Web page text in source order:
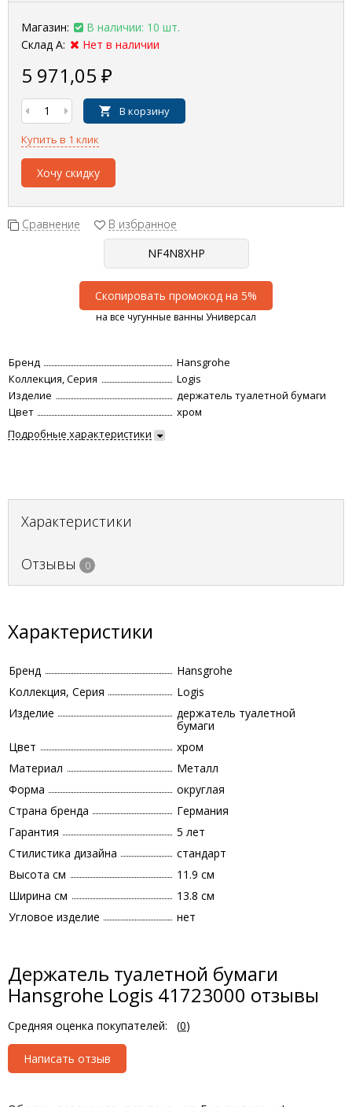
Магазин:
В наличии: 10 шт.
Склад А:
Нет в наличии
5 971,05 ₽
В корзину
Купить в 1 клик
Хочу скидку
Сравнение В избранное
Скопировать промокод на 5%
на все чугунные ванны Универсал
Бренд
Hansgrohe
Коллекция, Серия
Logis
Изделие
держатель туалетной бумаги
Цвет
хром
Подробные характеристики
Характеристики
Отзывы 0
Характеристики
Бренд
Hansgrohe
Коллекция, Серия
Logis
Изделие
держатель туалетной
бумаги
Цвет
хром
Материал
Металл
Форма
округлая
Страна бренда
Германия
Гарантия
5 лет
Стилистика дизайна
стандарт
Высота см
11.9 см
Ширина см
13.8 см
Угловое изделие
нет
Держатель туалетной бумаги
Hansgrohe Logis 41723000 отзывы
Средняя оценка покупателей: (0)
Написать отзыв